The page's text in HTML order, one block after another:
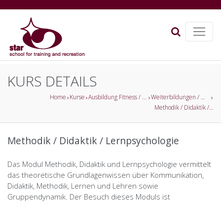
KURS DETAILS
Home Kurse Ausbildung Fitness / Gesundheitsförderung
Weiterbildungen / Workshops
Methodik / Didaktik / Lernpsychologie
Methodik / Didaktik / Lernpsychologie
Das Modul Methodik, Didaktik und Lernpsychologie vermittelt
das theoretische Grundlagenwissen über Kommunikation,
Didaktik, Methodik, Lernen und Lehren sowie
Gruppendynamik. Der Besuch dieses Moduls ist